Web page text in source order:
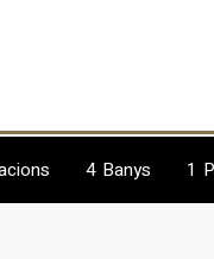
4 Banys 1